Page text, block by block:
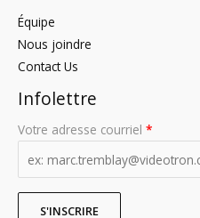
Équipe
Nous joindre
Contact Us
Infolettre
Votre adresse courriel *